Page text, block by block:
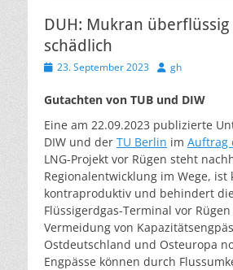
DUH: Mukran überflüssig
schädlich
Veröffentlicht
23. September 2023 Autor
gh
Gutachten von TUB und DIW
Eine am 22.09.2023 publizierte
DIW und der TU Berlin im Auftrag
LNG-Projekt vor Rügen steht
Regionalentwicklung im Wege,
kontraproduktiv und behindert
Flüssigerdgas-Terminal vor
Vermeidung von
Ostdeutschland und Osteuropa
Engpässe können durch